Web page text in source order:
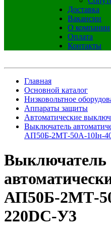
Доставка
Вакансии
О компании
Оплата
Контакты
Главная
Основной каталог
Низковольтное
Аппараты защиты
Автоматические
Выключатель
АП50Б-2МТ-50А-10Iн-
Выключатель
АП50Б-2МТ-
220DC-У3